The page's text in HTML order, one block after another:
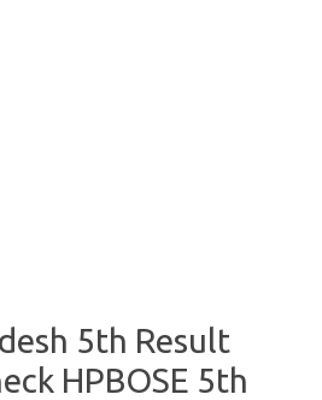
5th Result
HPBOSE 5th